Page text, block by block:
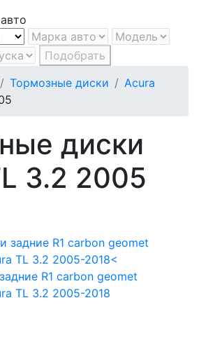
Подобрать
Тормозные диски
Acura
диски
3.2 2005
R1 carbon geomet
TL 3.2 2005-2018